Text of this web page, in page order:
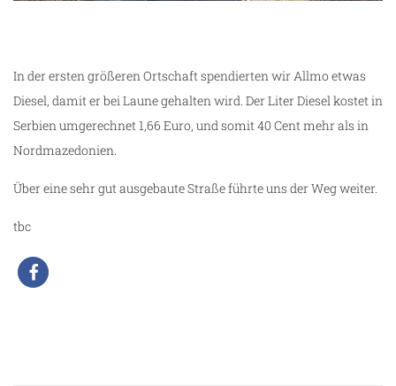
In der ersten größeren Ortschaft spendierten wir Allmo etwas
Diesel, damit er bei Laune gehalten wird. Der Liter Diesel kostet in
Serbien umgerechnet 1,66 Euro, und somit 40 Cent mehr als in
Nordmazedonien.
Über eine sehr gut ausgebaute Straße führte uns der Weg weiter.
tbc